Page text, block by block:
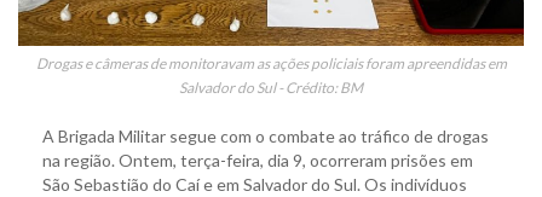
Drogas e câmeras de monitoravam as ações policiais foram apreendidas em
Salvador do Sul - Crédito: BM
A Brigada Militar segue com o combate ao tráfico de drogas
na região. Ontem, terça-feira, dia 9, ocorreram prisões em
São Sebastião do Caí e em Salvador do Sul. Os indivíduos